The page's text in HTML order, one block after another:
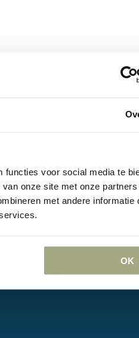
voor social media te
onze site met onze
met andere informatie
OK
LVH Advocaten